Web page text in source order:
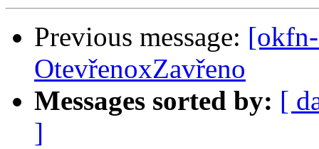
Previous message:
OtevřenoxZavřeno
Messages sorted by: [
]